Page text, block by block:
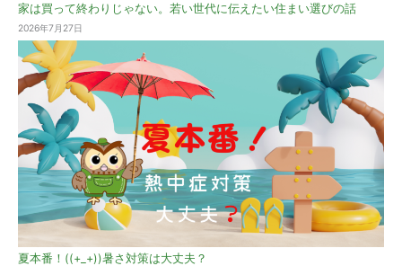
家は買って終わりじゃない。若い世代に伝えたい住まい選びの話
2026年7月27日
夏本番！((+_+))暑さ対策は大丈夫？